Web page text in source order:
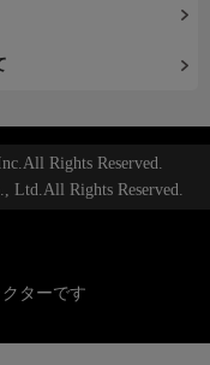
Rights Reserved.
Ltd.All Rights Reserved.
ターです